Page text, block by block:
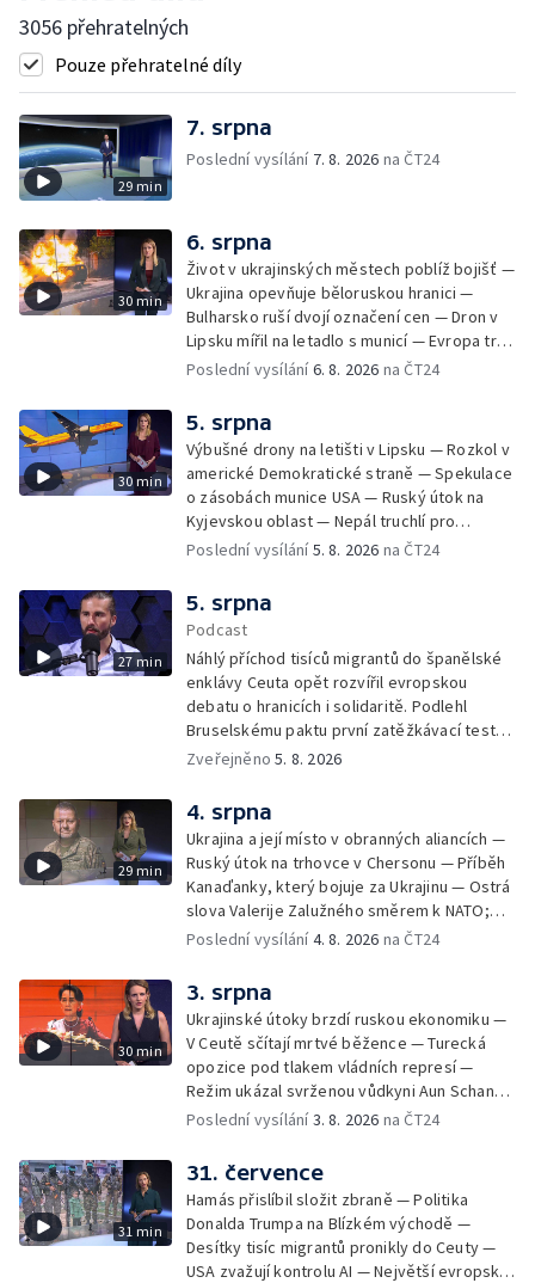
3056 přehratelných
Pouze přehratelné díly
29 min
7. srpna
Poslední vysílání 7. 8. 2026 na ČT24
30 min
6. srpna
Život v ukrajinských městech poblíž bojišť —
Ukrajina opevňuje běloruskou hranici —
Bulharsko ruší dvojí označení cen — Dron v
Lipsku mířil na letadlo s municí — Evropa trpí
nedostatkem srážek — Nové záběry erupcí
Poslední vysílání6. 8. 2026 na ČT24
30 min
5. srpna
Výbušné drony na letišti v Lipsku — Rozkol v
americké Demokratické straně — Spekulace
o zásobách munice USA — Ruský útok na
Kyjevskou oblast — Nepál truchlí pro
horolezce — Ruský útok na Kyjevskou oblast
Poslední vysílání5. 8. 2026 na ČT24
27 min
5. srpna
Podcast
Náhlý příchod tisíců migrantů do španělské
enklávy Ceuta opět rozvířil evropskou
debatu o hranicích i solidaritě. Podlehl
Bruselskému paktu první zatěžkávací test,
nebo Španělsko situaci zvládlo? Analytik
zahraniční redakce ČT24 Za horizont
rozkrývá zákulisní spory mezi Madridem a
Římem, politickou instrumentaci migrace ze
strany sousedních států i fakt, proč jsou
volání po uzavření Schengenu spíše
vzkazem domácím voličům než reálným
řešením. Moderuje Barbora Maxová
Zveřejněno5. 8. 2026
29 min
4. srpna
Ukrajina a její místo v obranných aliancích —
Ruský útok na trhovce v Chersonu — Příběh
Kanaďanky, který bojuje za Ukrajinu — Ostrá
slova Valerije Zalužného směrem k NATO;
Situace v Chersonu — Pětadvacet
židle pod ředitelem FIFA — Itálie se chystá
na návrat jaderné energetiky
Poslední vysílání4. 8. 2026 na ČT24
30 min
3. srpna
Ukrajinské útoky brzdí ruskou ekonomiku —
V Ceutě sčítají mrtvé běžence — Turecká
opozice pod tlakem vládních represí —
Režim ukázal svrženou vůdkyni Aun Schan
Su Ťij — Evropu sužují požáry — Na Borneu
Poslední vysílání3. 8. 2026 na ČT24
31 min
31. července
Hamás přislíbil složit zbraně — Politika
Donalda Trumpa na Blízkém východě —
Desítky tisíc migrantů pronikly do Ceuty —
USA zvažují kontrolu AI — Největší evropské